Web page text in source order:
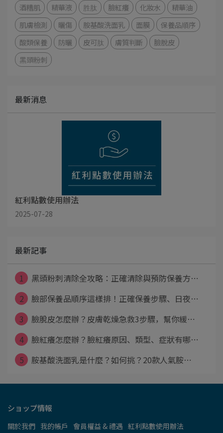
酒糟肌
精華液 胜肽 臉紅癢 化妝水
精華油
肌膚檢測
曬傷 胺基酸洗面乳 面膜
保養品順序
酸類保養
防曬 皮可肽 膚質判斷
臉脫皮
黑頭粉刺
最新消息
紅利點數使用辦法
2025-07-28
最新記事
1
黑頭粉刺清除全攻略：正確清除與預防保養方⋯
2
臉部保養品順序這樣排！正確保養步驟、日夜⋯
3
臉脫皮怎麼辦？皮膚乾燥急救3步驟，幫你緩⋯
4
臉紅癢怎麼辦？臉紅癢原因、類型、症狀有哪⋯
5
胺基酸洗面乳是什麼？如何挑？20款人氣胺⋯
ショップ情報
關於我們 我的帳戶 會員權益 & 禮遇 紅利點數使用辦法